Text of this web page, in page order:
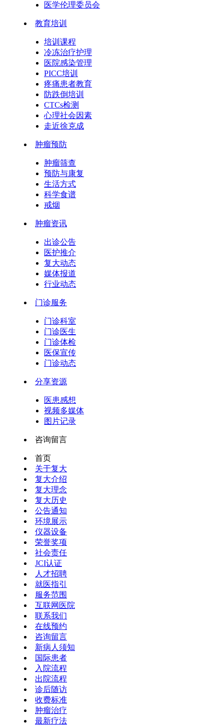
医学伦理委员会
教育培训
培训课程
冷冻治疗护理
医院感染管理
PICC培训
疼痛患者教育
防跌倒培训
CTCs检测
心理社会因素
走近徐克成
肿瘤预防
肿瘤筛查
预防与康复
生活方式
科学食谱
戒烟
肿瘤资讯
出诊公告
医护推介
复大动态
媒体报道
行业动态
门诊服务
门诊科室
门诊医生
门诊体检
医保宣传
门诊动态
分享资源
医患感想
视频多媒体
图片记录
咨询留言
首页
关于复大
复大介绍
复大理念
复大历史
公告通知
环境展示
仪器设备
荣誉奖项
社会责任
JCI认证
人才招聘
就医指引
服务范围
互联网医院
联系我们
在线预约
咨询留言
新病人须知
国际患者
入院流程
出院流程
诊后随访
收费标准
肿瘤治疗
最新疗法